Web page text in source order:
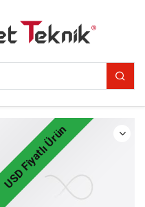
USD Fiyatlı Ürün